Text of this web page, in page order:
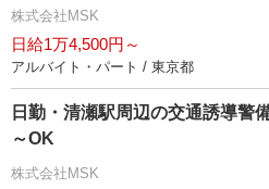
株式会社MSK
日給1万4,500円～
アルバイト・パート / 東京都
日勤・清瀬駅周辺の交通誘導警
～OK
株式会社MSK